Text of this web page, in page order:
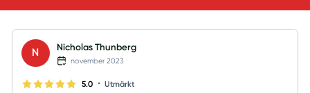
N Nicholas Thunberg
november 2023
5.0 • Utmärkt